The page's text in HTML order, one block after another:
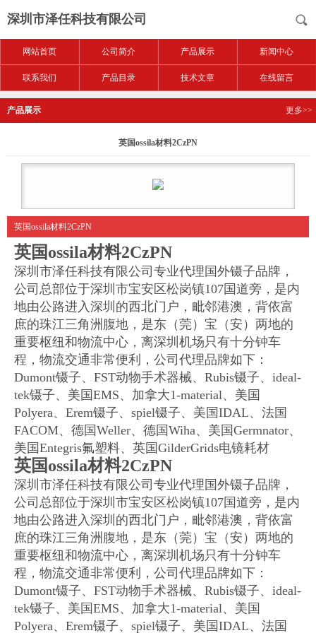
深圳市泽任科技有限公司
网站首页 公司简介 产品展示 新闻中心
联系我们 产品目录 技术文章 在线留言
产品展示 更多>>
英国ossila材料2CzPN
英国ossila材料2CzPN
英国ossila材料2CzPN
深圳市泽任科技有限公司专业代理国外镊子品牌，
公司总部位于深圳市宝安区松岗镇107国道旁，是内
地由公路进入深圳的西北门户，毗邻港澳，背依富
庶的珠江三角洲腹地，是东（莞）宝（安）两地的
重要枢纽和物流中心，离深圳机场只有十分钟车
程，物流交通非常便利，公司代理品牌如下：
Dumont镊子、FST动物手术器械、Rubis镊子、ideal-
tek镊子、美国EMS、加拿大1-material、美国
Polyera、Erem镊子、spiel镊子、美国IDAL、法国
FACOM、德国Weller、德国Wiha、美国Germnator、
美国Entegris氟塑料、英国GilderGrids电镜耗材
英国ossila材料2CzPN
深圳市泽任科技有限公司专业代理国外镊子品牌，
公司总部位于深圳市宝安区松岗镇107国道旁，是内
地由公路进入深圳的西北门户，毗邻港澳，背依富
庶的珠江三角洲腹地，是东（莞）宝（安）两地的
重要枢纽和物流中心，离深圳机场只有十分钟车
程，物流交通非常便利，公司代理品牌如下：
Dumont镊子、FST动物手术器械、Rubis镊子、ideal-
tek镊子、美国EMS、加拿大1-material、美国
Polyera、Erem镊子、spiel镊子、美国IDAL、法国